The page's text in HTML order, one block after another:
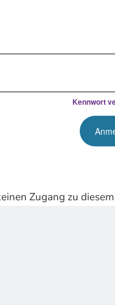
Kennwort
Zugang zu